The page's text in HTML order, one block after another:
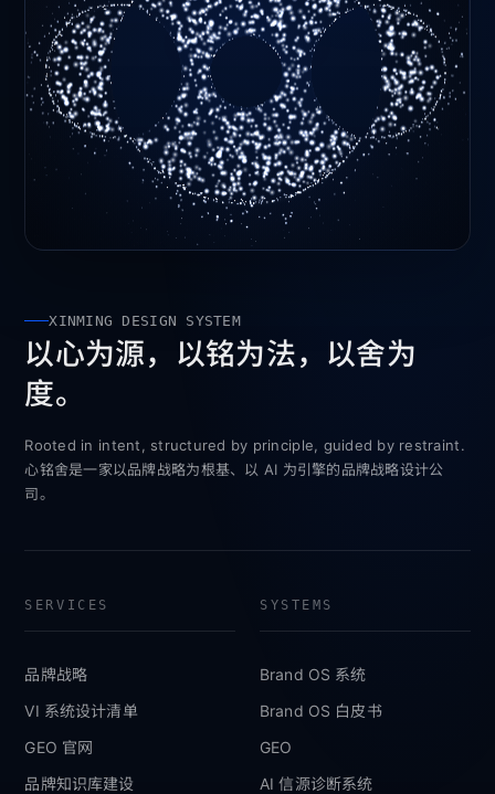
XINMING DESIGN SYSTEM
以心为源，以铭为法，以舍为
度。
Rooted in intent, structured by principle, guided by restraint.
心铭舍是一家以品牌战略为根基、以 AI 为引擎的品牌战略设计公
司。
SERVICES
品牌战略
VI 系统设计清单
GEO 官网
品牌知识库建设
SYSTEMS
Brand OS 系统
Brand OS 白皮书
GEO
AI 信源诊断系统